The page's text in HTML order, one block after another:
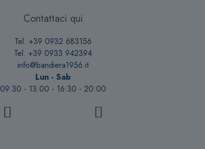
scelte
nella
pagina
del
prodotto
Contattaci qui
Tel. +39 0932 683156
Tel. +39 0933 942394
info@bandiera1956.it
Lun - Sab
09:30 - 13:00 - 16:30 - 20:00